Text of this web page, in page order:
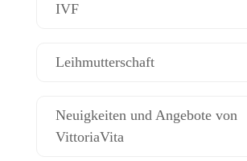
IVF
Leihmutterschaft
Neuigkeiten und Angebote von
VittoriaVita